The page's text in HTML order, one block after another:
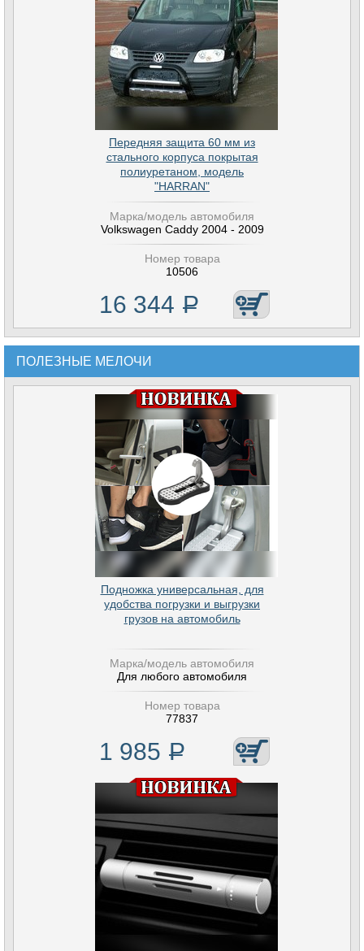
Передняя защита 60 мм из
стального корпуса покрытая
полиуретаном, модель
"HARRAN"
Марка/модель автомобиля
Volkswagen Caddy 2004 - 2009
Номер товара
10506
16 344 Р
ПОЛЕЗНЫЕ МЕЛОЧИ
Подножка универсальная, для
удобства погрузки и выгрузки
грузов на автомобиль
Марка/модель автомобиля
Для любого автомобиля
Номер товара
77837
1 985 Р